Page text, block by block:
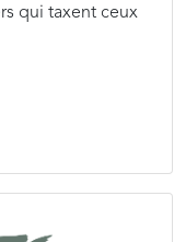
qui taxent ceux